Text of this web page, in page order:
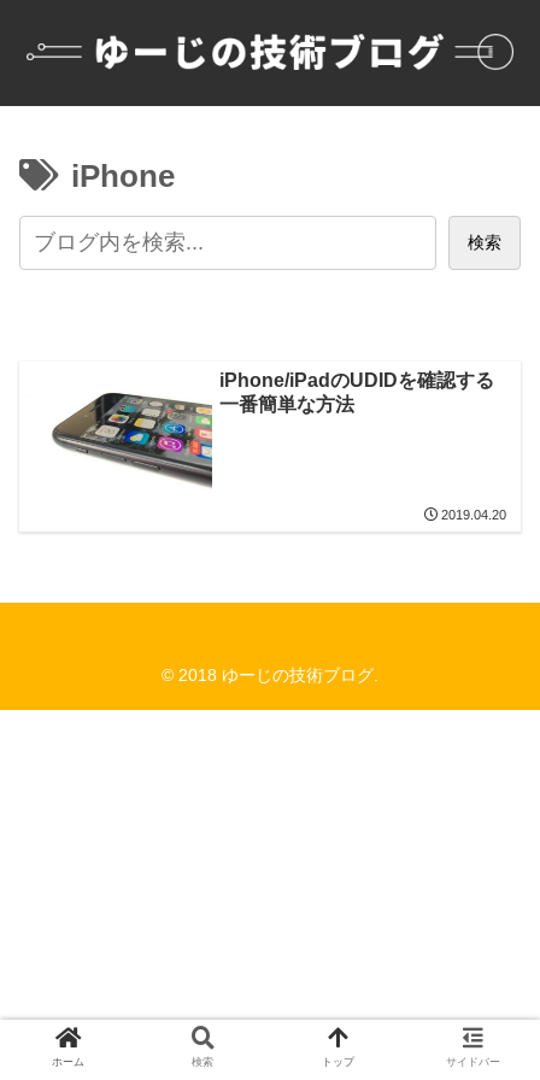
iPhone
検索
iPhone/iPadのUDIDを確認する
一番簡単な方法
2019.04.20
© 2018 ゆーじの技術ブログ.
ホーム 検索 トップ サイドバー